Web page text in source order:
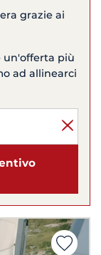
grazie ai
un'offerta più
ad allinearci